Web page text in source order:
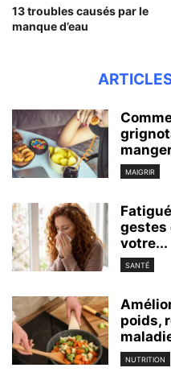
13 troubles causés par le
manque d’eau
MAIGRIR
gestes
votre...
SANTÉ
poids,
NUTRITION